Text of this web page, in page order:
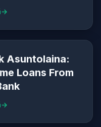
Asuntolaina:
Loans From